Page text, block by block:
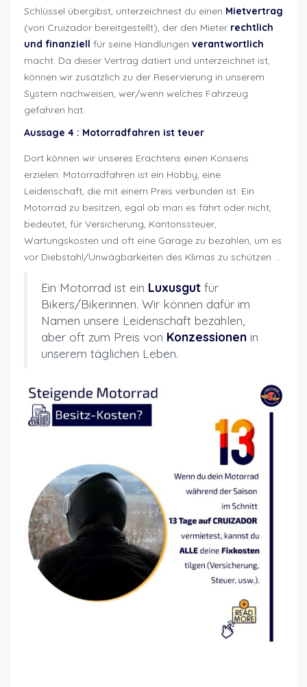
Schlüssel übergibst, unterzeichnest du einen Mietvertrag
(von Cruizador bereitgestellt), der den Mieter rechtlich
und finanziell für seine Handlungen verantwortlich
macht. Da dieser Vertrag datiert und unterzeichnet ist,
können wir zusätzlich zu der Reservierung in unserem
System nachweisen, wer/wenn welches Fahrzeug
gefahren hat.
Aussage 4 : Motorradfahren ist teuer
Dort können wir unseres Erachtens einen Konsens
erzielen. Motorradfahren ist ein Hobby, eine
Leidenschaft, die mit einem Preis verbunden ist. Ein
Motorrad zu besitzen, egal ob man es fährt oder nicht,
bedeutet, für Versicherung, Kantonssteuer,
Wartungskosten und oft eine Garage zu bezahlen, um es
vor Diebstahl/Unwägbarkeiten des Klimas zu schützen …
Ein Motorrad ist ein Luxusgut für
Bikers/Bikerinnen. Wir können dafür im
Namen unsere Leidenschaft bezahlen,
aber oft zum Preis von Konzessionen in
unserem täglichen Leben.